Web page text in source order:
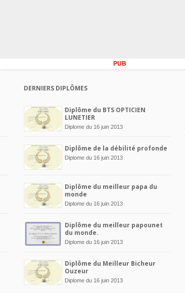
PUB
DERNIERS DIPLÔMES
Diplôme du BTS OPTICIEN
LUNETIER
Diplome du 16 juin 2013
Diplôme de la débilité profonde
Diplome du 16 juin 2013
Diplôme du meilleur papa du
monde
Diplome du 16 juin 2013
Diplôme du meilleur papounet
du monde.
Diplome du 16 juin 2013
Diplôme du Meilleur Bicheur
Ouzeur
Diplome du 16 juin 2013